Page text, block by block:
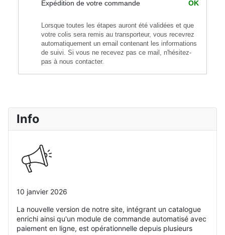
Info
10 janvier 2026
La nouvelle version de notre site, intégrant un catalogue
enrichi ainsi qu'un module de commande automatisé avec
paiement en ligne, est opérationnelle depuis plusieurs
Expédition de votre commande
OK
Lorsque toutes les étapes auront été validées et que
votre colis sera remis au transporteur, vous recevrez
automatiquement un email contenant les informations
de suivi. Si vous ne recevez pas ce mail, n'hésitez-
pas à nous contacter.